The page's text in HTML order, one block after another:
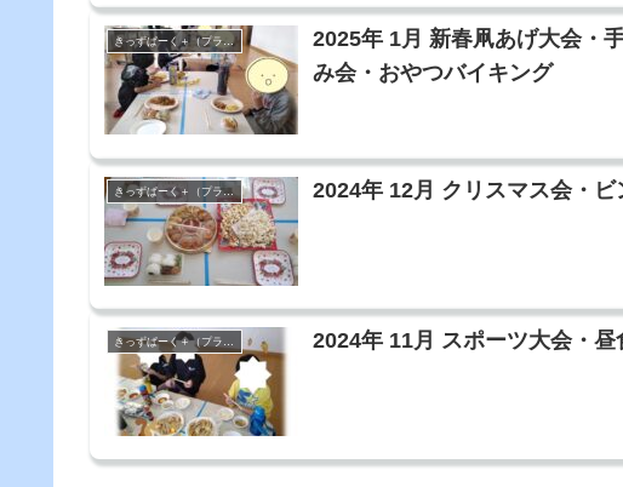
きっずぱーく＋（プラス）
2025年 1月 新春凧あげ大会・
み会・おやつバイキング
きっずぱーく＋（プラス） 2024年 12月 クリスマス会・
きっずぱーく＋（プラス） 2024年 11月 スポーツ大会・昼